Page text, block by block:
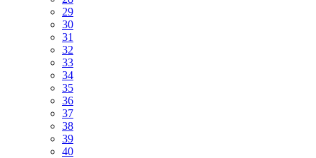
29
30
31
32
33
34
35
36
37
38
39
40